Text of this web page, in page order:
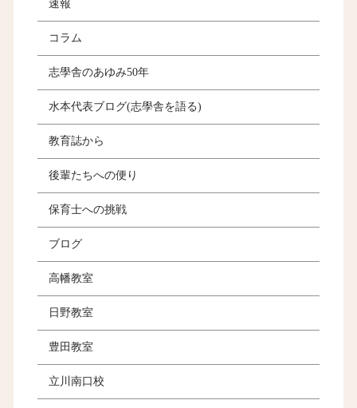
速報
コラム
志學舎のあゆみ50年
水本代表ブログ(志學舎を語る)
教育誌から
後輩たちへの便り
保育士への挑戦
ブログ
高幡教室
日野教室
豊田教室
立川南口校